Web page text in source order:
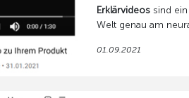
Erklärvideossind ein
Welt genau am
um eine neue
01.09.2021